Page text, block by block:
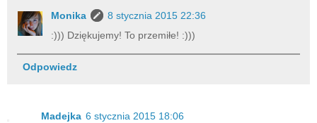
Monika
8 stycznia 2015 22:36
:))) Dziękujemy! To przemiłe! :)))
Odpowiedz
Madejka 6 stycznia 2015 18:06